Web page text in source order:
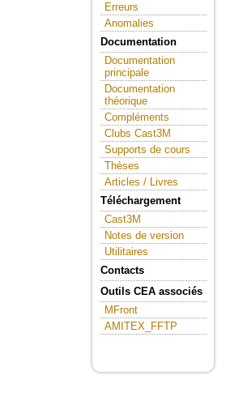
Erreurs
Anomalies
Documentation
Documentation
principale
Documentation
théorique
Compléments
Clubs Cast3M
Supports de cours
Thèses
Articles / Livres
Téléchargement
Cast3M
Notes de version
Utilitaires
Contacts
Outils CEA associés
MFront
AMITEX_FFTP